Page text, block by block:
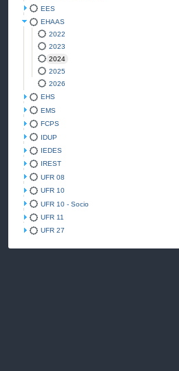
EES
EHAAS
2022
2023
2024
2025
2026
EHS
EMS
FCPS
IDUP
IEDES
IREST
UFR 08
UFR 10
UFR 10 - Socio
UFR 11
UFR 27